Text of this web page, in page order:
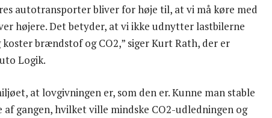
autotransporter bliver for høje til, at vi må køre med
højere. Det betyder, at vi ikke udnytter lastbilerne
brændstof og CO2,” siger Kurt Rath, der er
Logik.
at lovgivningen er, som den er. Kunne man stable
gangen, hvilket ville mindske CO2-udledningen og